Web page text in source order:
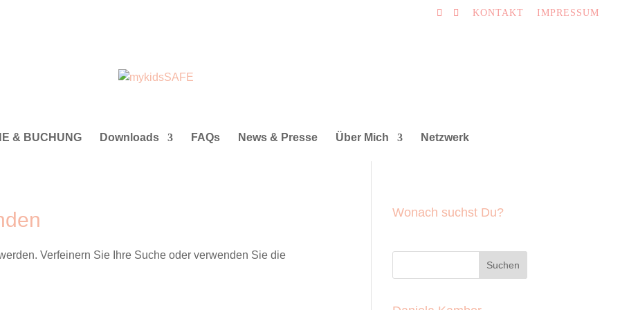
KONTAKT IMPRESSUM
& BUCHUNG Downloads FAQs News & Presse Über Mich Netzwerk
Verfeinern Sie Ihre Suche oder verwenden Sie die
Wonach suchst Du?